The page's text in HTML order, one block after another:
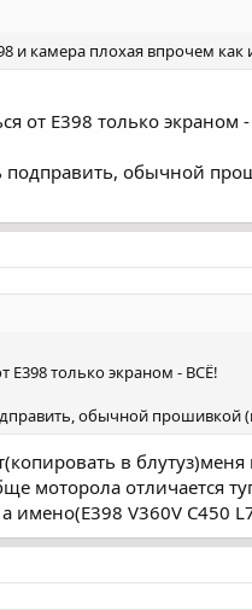
и камера плохая впрочем как
от Е398 только экраном
обычной
Е398 только экраном - ВСЁ!
обычной прошивкой
в
моторола отличается
V360V C450